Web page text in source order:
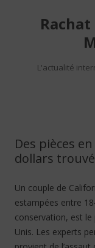
L'actualité
Des pièces
dollars
Un couple de
estampées entre
conservation, est
Unis. Les experts